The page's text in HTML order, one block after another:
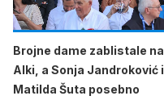
Brojne dame zablistale na
Alki, a Sonja Jandroković i
Matilda Šuta posebno